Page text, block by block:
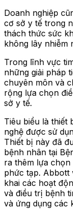
Doanh nghiệp
cơ sở y tế trong
thách thức sức
không lây nhiễm
Trong lĩnh vực
những giải pháp
chuyên môn và
rộng lựa chọn
sở y tế.
Tiêu biểu là thiết
nghệ được sử
Thiết bị này đã
bệnh nhân tại
ra thêm lựa
phức tạp. Abbott
khai các hoạt
và điều trị bệnh
và ứng dụng các